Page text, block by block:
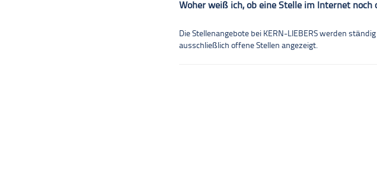
Woher weiß ich, ob eine Stelle im Internet noch
Die Stellenangebote bei KERN-LIEBERS werden
ausschließlich offene Stellen angezeigt.